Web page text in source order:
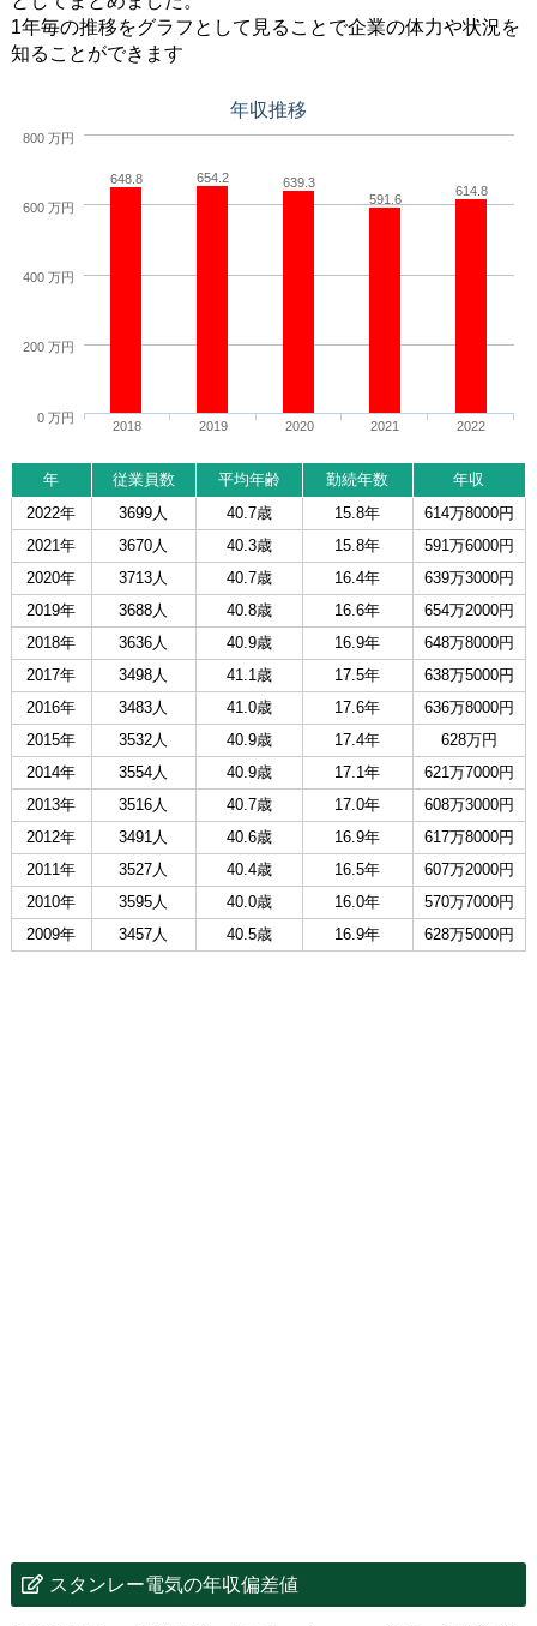
1年毎の推移をグラフとして見ることで企業の体力や状況を
知ることができます
年収推移
648.8 654.2
639.3
591.6
614.8
2018 2019 2020 2021 2022
0 万円
200 万円
400 万円
600 万円
800 万円
年 従業員数 平均年齢 勤続年数
年収
2022年
3699人 40.7歳 15.8年
614万8000円
2021年
3670人 40.3歳 15.8年
591万6000円
2020年
3713人 40.7歳 16.4年
639万3000円
2019年
3688人 40.8歳 16.6年
654万2000円
2018年
3636人 40.9歳 16.9年
648万8000円
2017年
3498人 41.1歳 17.5年
638万5000円
2016年
3483人 41.0歳 17.6年
636万8000円
2015年
3532人 40.9歳 17.4年
628万円
2014年
3554人 40.9歳 17.1年
621万7000円
2013年
3516人 40.7歳 17.0年
608万3000円
2012年
3491人 40.6歳 16.9年
617万8000円
2011年
3527人 40.4歳 16.5年
607万2000円
2010年
3595人 40.0歳 16.0年
570万7000円
2009年
3457人 40.5歳 16.9年 628万5000円
スタンレー電気の年収偏差値